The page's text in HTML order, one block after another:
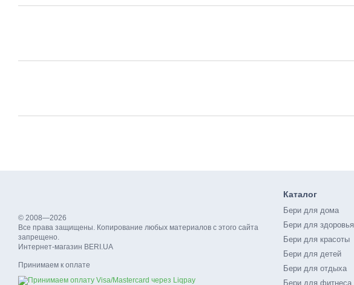
© 2008—2026
Все права защищены. Копирование любых материалов с этого сайта
запрещено.
Интернет-магазин BERI.UA
Принимаем к оплате
Каталог
Бери для дома
Бери для здоровья
Бери для красоты
Бери для детей
Бери для отдыха
Бери для фитнеса